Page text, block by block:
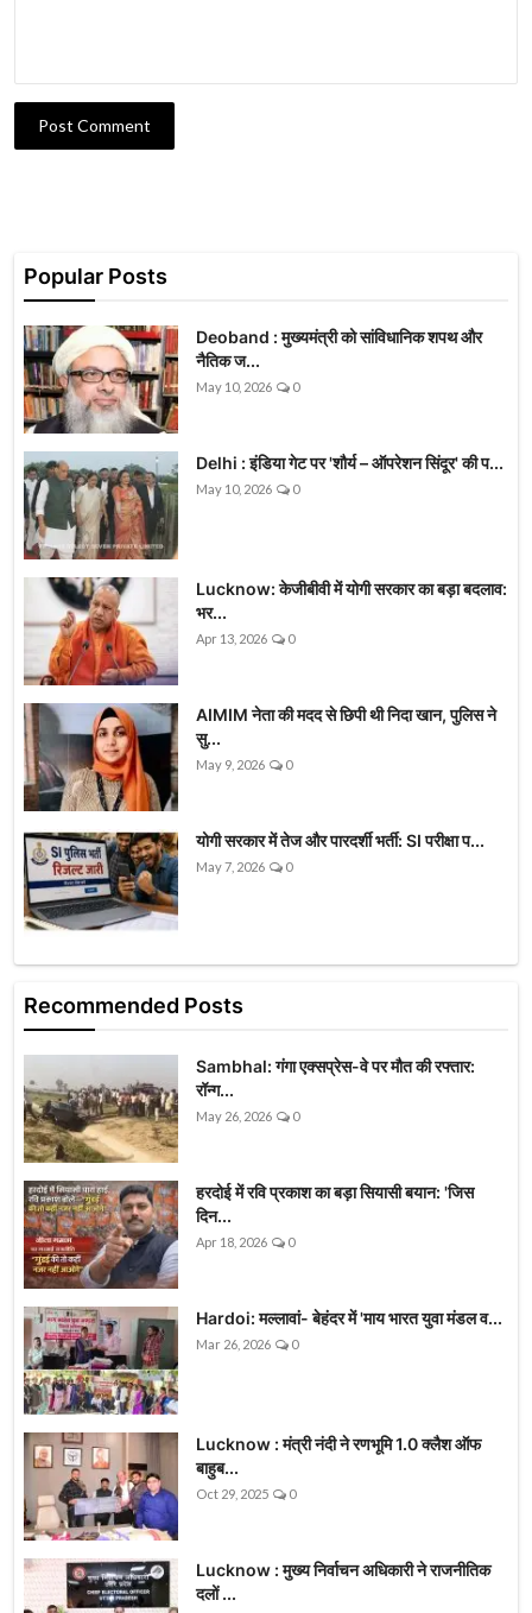
Post Comment
Popular Posts
Deoband : मुख्यमंत्री को सांविधानिक शपथ और
नैतिक ज...
May 10, 2026 0
Delhi : इंडिया गेट पर 'शौर्य – ऑपरेशन सिंदूर' की प...
May 10, 2026 0
Lucknow: केजीबीवी में योगी सरकार का बड़ा बदलाव:
भर...
Apr 13, 2026 0
AIMIM नेता की मदद से छिपी थी निदा खान, पुलिस ने
सु...
May 9, 2026 0
योगी सरकार में तेज और पारदर्शी भर्ती: SI परीक्षा प...
May 7, 2026 0
Recommended Posts
Sambhal: गंगा एक्सप्रेस-वे पर मौत की रफ्तार:
रॉन्ग...
May 26, 2026 0
हरदोई में रवि प्रकाश का बड़ा सियासी बयान: 'जिस
दिन...
Apr 18, 2026 0
Hardoi: मल्लावां- बेहंदर में 'माय भारत युवा मंडल व...
Mar 26, 2026 0
Lucknow : मंत्री नंदी ने रणभूमि 1.0 क्लैश ऑफ
बाहुब...
Oct 29, 2025 0
Lucknow : मुख्य निर्वाचन अधिकारी ने राजनीतिक
दलों ...